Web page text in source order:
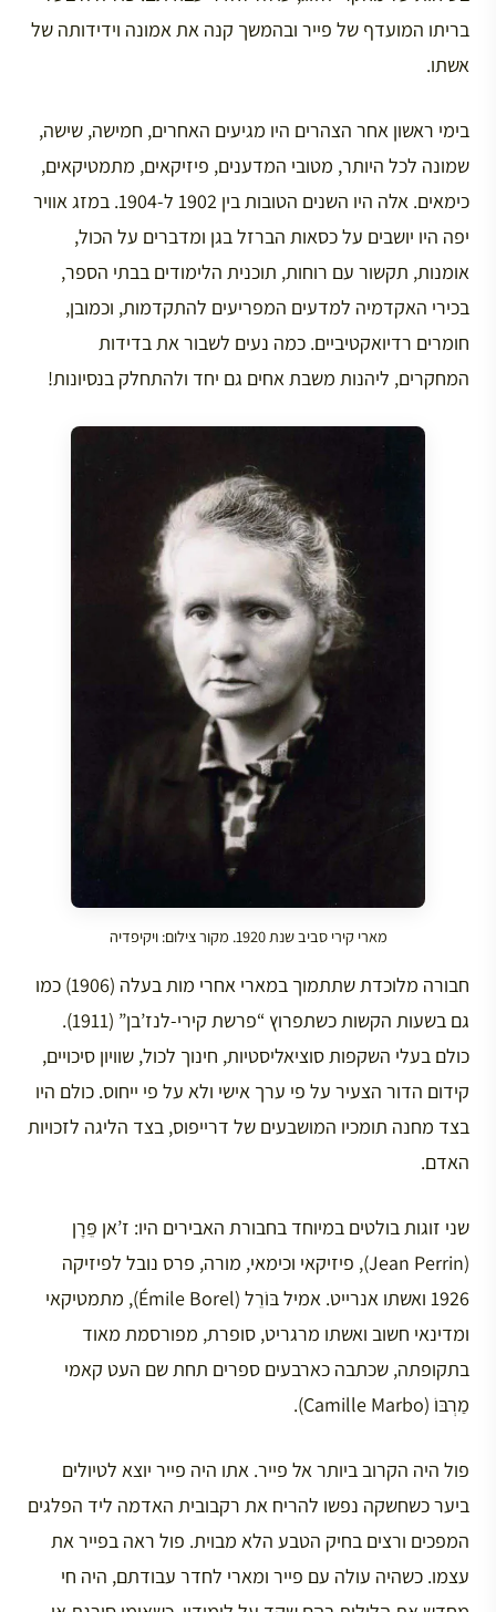
בריתו המועדף של פייר ובהמשך קנה את אמונה וידידותה של
אשתו.
בימי ראשון אחר הצהרים היו מגיעים האחרים, חמישה, שישה,
שמונה לכל היותר, מטובי המדענים, פיזיקאים, מתמטיקאים,
כימאים. אלה היו השנים הטובות בין 1902 ל-1904. במזג אוויר
יפה היו יושבים על כסאות הברזל בגן ומדברים על הכול,
אומנות, תקשור עם רוחות, תוכנית הלימודים בבתי הספר,
בכירי האקדמיה למדעים המפריעים להתקדמות, וכמובן,
חומרים רדיואקטיביים. כמה נעים לשבור את בדידות
המחקרים, ליהנות משבת אחים גם יחד ולהתחלק בנסיונות!
מארי קירי סביב שנת 1920. מקור צילום: ויקיפדיה
חבורה מלוכדת שתתמוך במארי אחרי מות בעלה (1906) כמו
גם בשעות הקשות כשתפרוץ “פרשת קירי-לנז’בן” (1911).
כולם בעלי השקפות סוציאליסטיות, חינוך לכול, שוויון סיכויים,
קידום הדור הצעיר על פי ערך אישי ולא על פי ייחוס. כולם היו
בצד מחנה תומכיו המושבעים של דרייפוס, בצד הליגה לזכויות
האדם.
שני זוגות בולטים במיוחד בחבורת האבירים היו: ז’אן פֵּרָן
(Jean Perrin), פיזיקאי וכימאי, מורה, פרס נובל לפיזיקה
1926 ואשתו אנרייט. אמיל בּוֹרֵל (Émile Borel), מתמטיקאי
ומדינאי חשוב ואשתו מרגריט, סופרת, מפורסמת מאוד
בתקופתה, שכתבה כארבעים ספרים תחת שם העט קאמי
מַרְבּוֹ (Camille Marbo).
פול היה הקרוב ביותר אל פייר. אתו היה פייר יוצא לטיולים
ביער כשחשקה נפשו להריח את רקבובית האדמה ליד הפלגים
המפכים ורצים בחיק הטבע הלא מבוית. פול ראה בפייר את
עצמו. כשהיה עולה עם פייר ומארי לחדר עבודתם, היה חי